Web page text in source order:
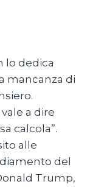
lo dedica
mancanza di
a dire
calcola”.
alle
del
Trump,